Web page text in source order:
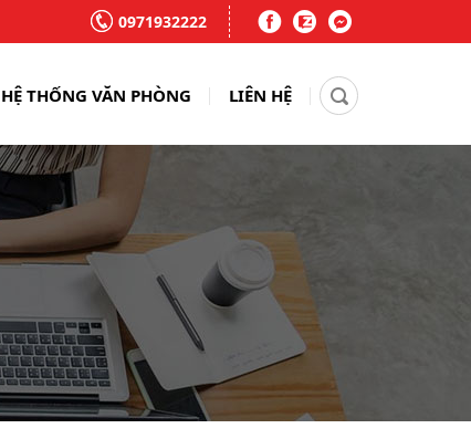
0971932222
HỆ THỐNG VĂN PHÒNG LIÊN HỆ